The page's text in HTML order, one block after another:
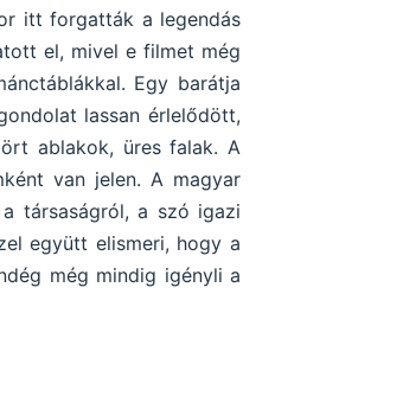
itt forgatták a legendás
el, mivel e filmet még
Egy barátja
lassan érlelődött,
ablakok, üres falak. A
van jelen. A magyar
társaságról, a szó igazi
együtt elismeri, hogy a
még mindig igényli a